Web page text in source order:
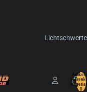
Artikel
0